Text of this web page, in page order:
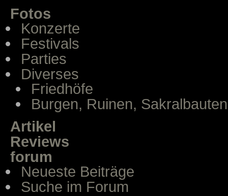
Fotos
Konzerte
Festivals
Parties
Diverses
Friedhöfe
Burgen, Ruinen, Sakralbauten
Artikel
Reviews
forum
Neueste Beiträge
Suche im Forum